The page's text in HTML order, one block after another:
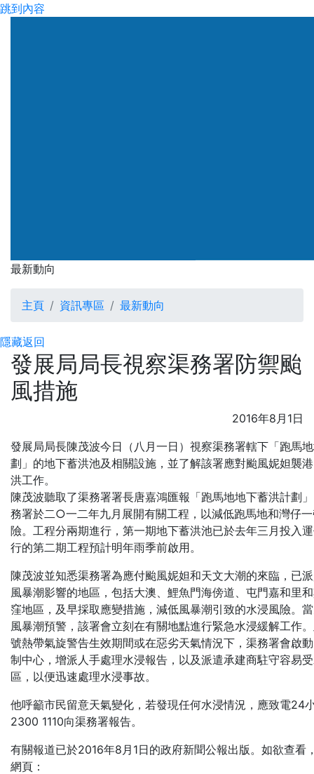
跳到內容
最新動向
最新動向
主頁 資訊專區 最新動向
隱藏返回
發展局局長視察渠務署防禦颱
風措施
2016年8月1日
發展局局長陳茂波今日（八月一日）視察渠務署轄下「跑馬
劃」的地下蓄洪池及相關設施，並了解該署應對颱風妮妲襲
洪工作。
陳茂波聽取了渠務署署長唐嘉鴻匯報「跑馬地地下蓄洪計劃
務署於二○一二年九月展開有關工程，以減低跑馬地和灣仔
險。工程分兩期進行，第一期地下蓄洪池已於去年三月投入
行的第二期工程預計明年雨季前啟用。
陳茂波並知悉渠務署為應付颱風妮妲和天文大潮的來臨，已
風暴潮影響的地區，包括大澳、鯉魚門海傍道、屯門嘉和里
窪地區，及早採取應變措施，減低風暴潮引致的水浸風險。
風暴潮預警，該署會立刻在有關地點進行緊急水浸緩解工作
號熱帶氣旋警告生效期間或在惡劣天氣情況下，渠務署會啟
制中心，增派人手處理水浸報告，以及派遣承建商駐守容易
區，以便迅速處理水浸事故。
他呼籲市民留意天氣變化，若發現任何水浸情況，應致電24
2300 1110向渠務署報告。
有關報道已於2016年8月1日的政府新聞公報出版。如欲查看
網頁：